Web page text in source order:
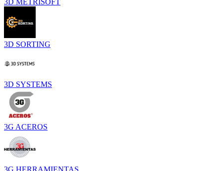
3D METRISOFT
3D SORTING
3D SYSTEMS
3G ACEROS
3G HERRAMIENTAS